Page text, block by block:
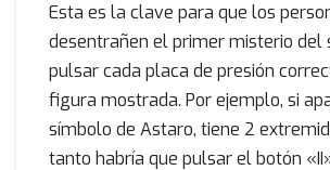
Esta es la clave para que los
desentrañen el primer misterio del
pulsar cada placa de presión
figura mostrada. Por ejemplo, si
símbolo de Astaro, tiene 2
tanto habría que pulsar el botón